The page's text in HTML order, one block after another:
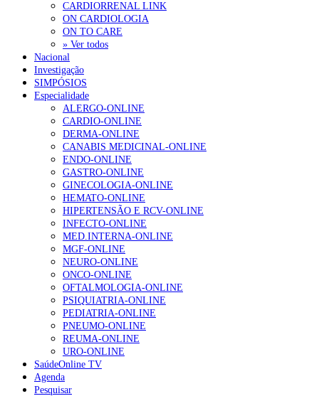
Portugal está a formar os médicos de que precisa?
2026
NOTÍCIAS MAIS LIDAS
Enfermagem Forense. “Da urgência ao tribunal, cada
gesto conta e cada profissional faz a diferença”
203 visualizações
1.º Episódio do Podcast “Frequência Cardio – Sintoniza-
te na Insuficiência Cardíaca” da Bayer
169 visualizações
Alguns milhares de utentes podem ficar sem médico de
família com nova regras do registo, alerta associação
132 visualizações
“Os programas de rastreio do cancro do pulmão são
custo-efetivos e representam um investimento
sustentável para os sistemas de saúde”
93 visualizações
CARDIORRENAL LINK
ON CARDIOLOGIA
ON TO CARE
» Ver todos
Nacional
Investigação
SIMPÓSIOS
Especialidade
ALERGO-ONLINE
CARDIO-ONLINE
DERMA-ONLINE
CANABIS MEDICINAL-ONLINE
ENDO-ONLINE
GASTRO-ONLINE
GINECOLOGIA-ONLINE
HEMATO-ONLINE
HIPERTENSÃO E RCV-ONLINE
INFECTO-ONLINE
MED.INTERNA-ONLINE
MGF-ONLINE
NEURO-ONLINE
ONCO-ONLINE
OFTALMOLOGIA-ONLINE
PSIQUIATRIA-ONLINE
PEDIATRIA-ONLINE
PNEUMO-ONLINE
REUMA-ONLINE
URO-ONLINE
SaúdeOnline TV
Agenda
Pesquisar